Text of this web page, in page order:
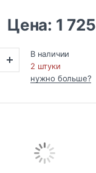
Цена: 1 725
В наличии
2 штуки
нужно больше?